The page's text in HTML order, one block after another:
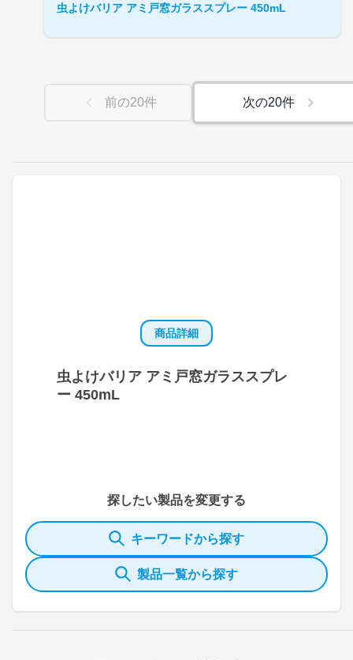
商品詳細
虫よけバリア アミ戸窓ガラススプレ
ー 450mL
探したい製品を変更する
キーワードから探す
製品一覧から探す
虫よけバリア アミ戸窓ガラススプレー 450mL
前の20件 次の20件